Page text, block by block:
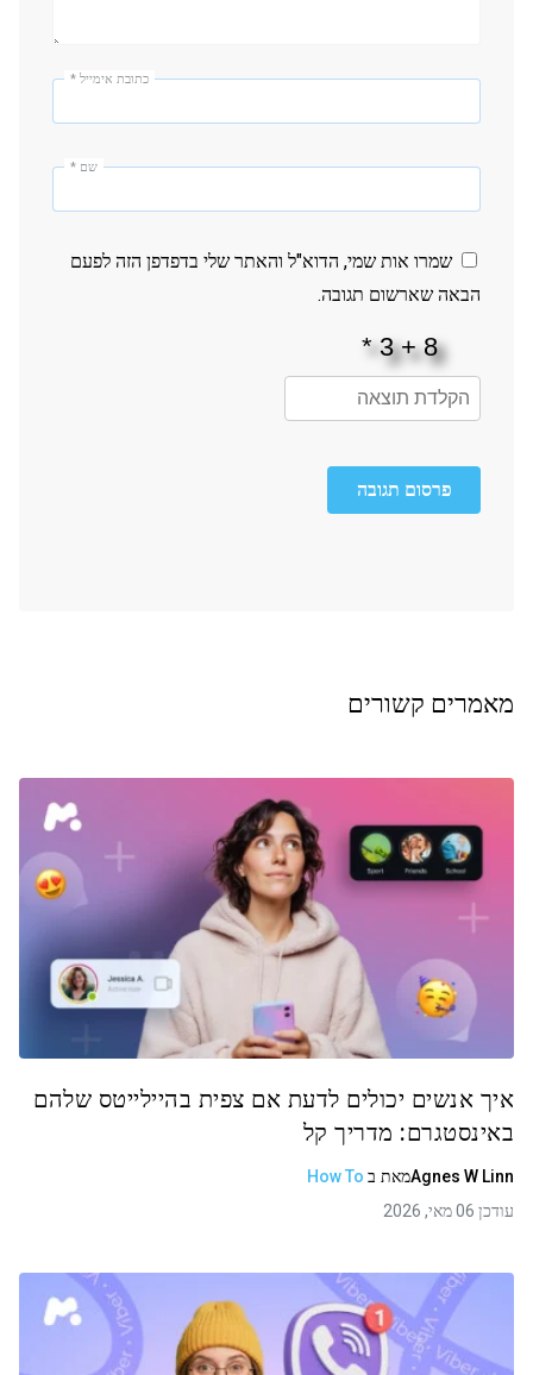
כתובת אימייל *
שם *
שמרו אות שמי, הדוא"ל והאתר שלי בדפדפן הזה לפעם
הבאה שארשום תגובה.
פרסום תגובה
מאמרים קשורים
איך אנשים יכולים לדעת אם צפית בהיילייטס שלהם
באינסטגרם: מדריך קל
Agnes W Linnמאת ב How To
עודכן 06 מאי, 2026